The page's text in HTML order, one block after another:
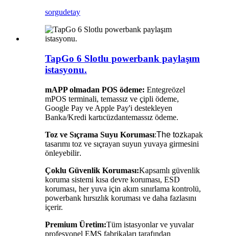
sorgudetay
TapGo 6 Slotlu powerbank paylaşım
istasyonu.
mAPP olmadan POS ödeme: Entegreözel
mPOS terminali, temassız ve çipli ödeme,
Google Pay ve Apple Pay'i destekleyen
Banka/Kredi kartıcüzdantemassız ödeme.
Toz ve Sıçrama Suyu Koruması:The tozkapak
tasarımı toz ve sıçrayan suyun yuvaya girmesini
önleyebilir.
Çoklu Güvenlik Koruması:Kapsamlı güvenlik
koruma sistemi kısa devre koruması, ESD
koruması, her yuva için akım sınırlama kontrolü,
powerbank hırsızlık koruması ve daha fazlasını
içerir.
Premium Üretim:Tüm istasyonlar ve yuvalar
profesyonel EMS fabrikaları tarafından